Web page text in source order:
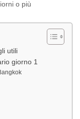
o più
utili
giorno 1